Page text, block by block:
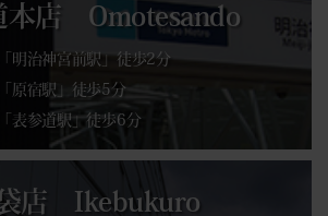
本店 Omotesando
「明治神宮前駅」徒歩2分
「原宿駅」徒歩5分
「表参道駅」徒歩6分
店 Ikebukuro